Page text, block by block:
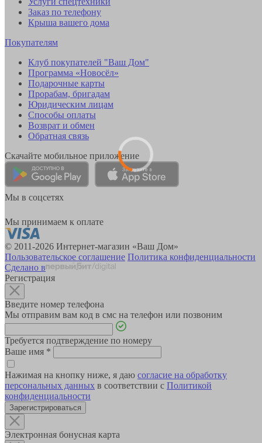
Заказ по телефону
Крыша вашего дома
Покупателям
Клуб покупателей "Ваш Дом"
Программа «Новосёл»
Подарочные карты
Прорабам, бригадам
Юридическим лицам
Способы оплаты
Возврат и обмен
Обратная связь
Скачайте мобильное приложение
Мы в соцсетях
Мы принимаем к оплате
© 2011-2026 Интернет-магазин «Ваш Дом»
Пользовательское соглашение Политика конфиденциальности
Сделано в
Регистрация
Введите номер телефона
Мы отправим вам код в смс на телефон или позвоним
Требуется подтверждение по номеру
Ваше имя *
Нажимая на кнопку ниже, я даю согласие на обработку
персональных данных в соответствии с Политикой
конфиденциальности
Зарегистрироваться
Электронная бонусная карта